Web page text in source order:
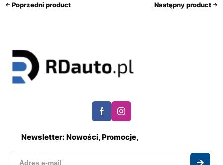
Poprzedni product Następny product
Newsletter: Nowości, Promocje,